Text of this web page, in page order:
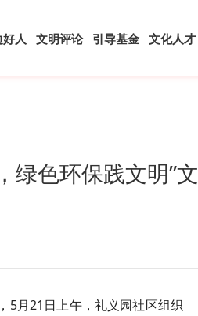
人 文明评论 引导基金 文化人才
绿色环保践文明”文
5月21日上午，礼义园社区组织